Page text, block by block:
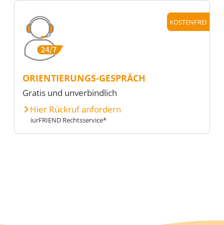
KOSTENFREI
ORIENTIERUNGS-GESPRÄCH
Gratis und unverbindlich
Hier Rückruf anfordern
iurFRIEND Rechtsservice*